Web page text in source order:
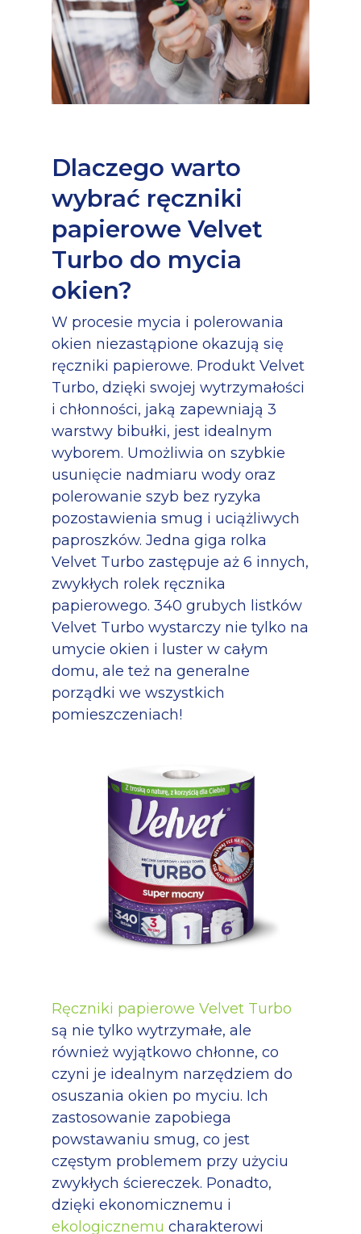
Dlaczego warto
wybrać ręczniki
papierowe Velvet
Turbo do mycia
okien?
W procesie mycia i polerowania
okien niezastąpione okazują się
ręczniki papierowe. Produkt Velvet
Turbo, dzięki swojej wytrzymałości
i chłonności, jaką zapewniają 3
warstwy bibułki, jest idealnym
wyborem. Umożliwia on szybkie
usunięcie nadmiaru wody oraz
polerowanie szyb bez ryzyka
pozostawienia smug i uciążliwych
paproszków. Jedna giga rolka
Velvet Turbo zastępuje aż 6 innych,
zwykłych rolek ręcznika
papierowego. 340 grubych listków
Velvet Turbo wystarczy nie tylko na
umycie okien i luster w całym
domu, ale też na generalne
porządki we wszystkich
pomieszczeniach!
Ręczniki papierowe Velvet Turbo
są nie tylko wytrzymałe, ale
również wyjątkowo chłonne, co
czyni je idealnym narzędziem do
osuszania okien po myciu. Ich
zastosowanie zapobiega
powstawaniu smug, co jest
częstym problemem przy użyciu
zwykłych ściereczek. Ponadto,
dzięki ekonomicznemu i
ekologicznemu charakterowi